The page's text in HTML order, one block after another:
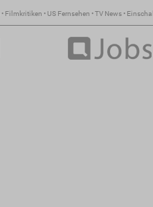
• Filmkritiken • US Fernsehen •TV News •